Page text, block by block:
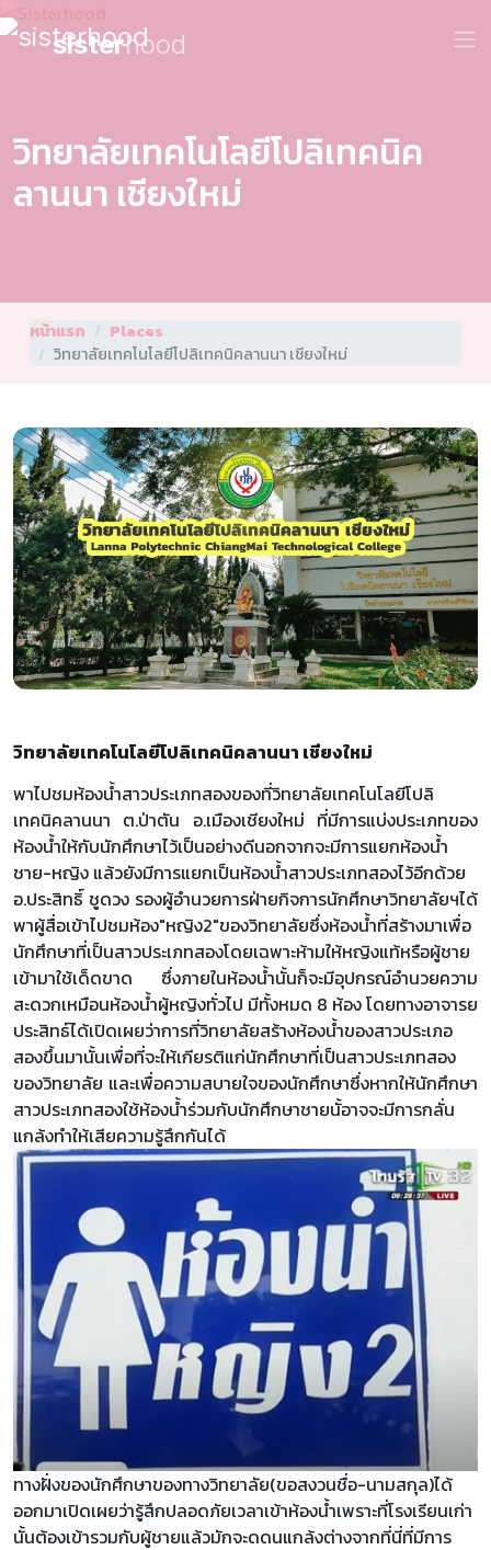
sisterhood
วิทยาลัยเทคโนโลยีโปลิเทคนิค
ลานนา เชียงใหม่
หน้าแรก
Places
วิทยาลัยเทคโนโลยีโปลิเทคนิคลานนา เชียงใหม่
วิทยาลัยเทคโนโลยีโปลิเทคนิคลานนา เชียงใหม่
พาไปชมห้องน้ำสาวประเภทสองของที่วิทยาลัยเทคโนโลยีโปลิ
เทคนิคลานนา ต.ป่าตัน อ.เมืองเชียงใหม่ ที่มีการแบ่งประเภทของ
ห้องน้ำให้กับนักศึกษาไว้เป็นอย่างดีนอกจากจะมีการแยกห้องน้ำ
ชาย-หญิง แล้วยังมีการแยกเป็นห้องน้ำสาวประเภทสองไว้อีกด้วย
อ.ประสิทธิ์ ชูดวง รองผู้อำนวยการฝ่ายกิจการนักศึกษาวิทยาลัยฯได้
พาผู้สื่อเข้าไปชมห้อง"หญิง2"ของวิทยาลัยซึ่งห้องน้ำที่สร้างมาเพื่อ
นักศึกษาที่เป็นสาวประเภทสองโดยเฉพาะห้ามให้หญิงแท้หรือผู้ชาย
เข้ามาใช้เด็ดขาด ซึ่งภายในห้องน้ำนั้นก็จะมีอุปกรณ์อำนวยความ
สะดวกเหมือนห้องน้ำผู้หญิงทั่วไป มีทั้งหมด 8 ห้อง โดยทางอาจารย
ประสิทธ์ได้เปิดเผยว่าการที่วิทยาลัยสร้างห้องน้ำของสาวประเภอ
สองขึ้นมานั้นเพื่อที่จะให้เกียรติแก่นักศึกษาที่เป็นสาวประเภทสอง
ของวิทยาลัย และเพื่อความสบายใจของนักศึกษาซึ่งหากให้นักศึกษา
สาวประเภทสองใช้ห้องน้ำร่วมกับนักศึกษาชายนั้อาจจะมีการกลั่น
แกล้งทำให้เสียความรู้สึกกันได้
ทางฝั่งของนักศึกษาของทางวิทยาลัย(ขอสงวนชื่อ-นามสกุล)ได้
ออกมาเปิดเผยว่ารู้สึกปลอดภัยเวลาเข้าห้องน้ำเพราะที่โรงเรียนเก่า
นั้นต้องเข้ารวมกับผู้ชายแล้วมักจะดดนแกล้งต่างจากที่นี่ที่มีการ